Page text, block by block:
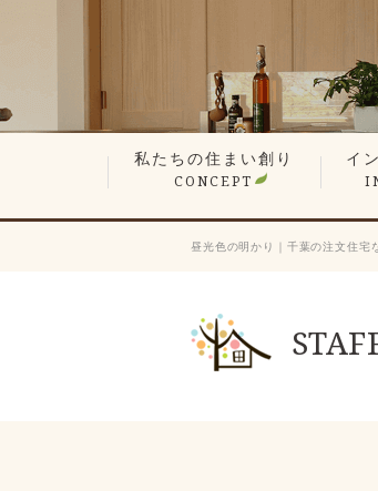
私たちの住まい創り
CONCEPT
無垢材や漆喰の自然素材
平屋でも最上の構造計算
現場検査で信頼の品質
想い叶えるデザイン・設計
暮らしを楽しむ、遊び心の家
性能が支える心地よさ
何世代も住み継ぐ木の家
価格へのこだわり
家づくりステップ
イ
見学
営業
新着
スタ
会長
社長
スタ
お客
業者
プレ
採用
昼光色の明かり｜千葉の注文住宅